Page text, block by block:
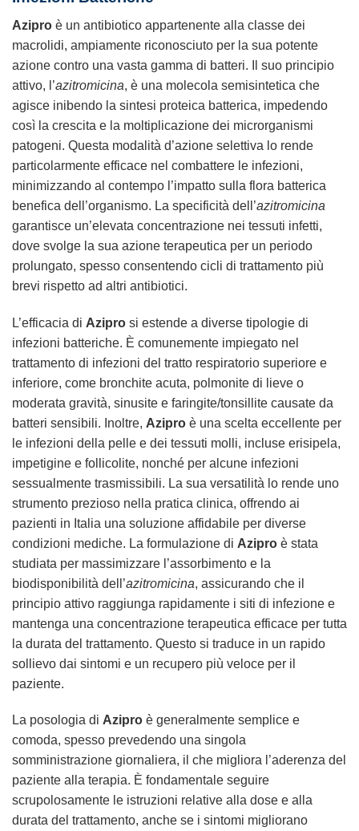
Azipro è un antibiotico appartenente alla classe dei
macrolidi, ampiamente riconosciuto per la sua potente
azione contro una vasta gamma di batteri. Il suo principio
attivo, l’azitromicina, è una molecola semisintetica che
agisce inibendo la sintesi proteica batterica, impedendo
così la crescita e la moltiplicazione dei microrganismi
patogeni. Questa modalità d’azione selettiva lo rende
particolarmente efficace nel combattere le infezioni,
minimizzando al contempo l’impatto sulla flora batterica
benefica dell’organismo. La specificità dell’azitromicina
garantisce un’elevata concentrazione nei tessuti infetti,
dove svolge la sua azione terapeutica per un periodo
prolungato, spesso consentendo cicli di trattamento più
brevi rispetto ad altri antibiotici.
L’efficacia di Azipro si estende a diverse tipologie di
infezioni batteriche. È comunemente impiegato nel
trattamento di infezioni del tratto respiratorio superiore e
inferiore, come bronchite acuta, polmonite di lieve o
moderata gravità, sinusite e faringite/tonsillite causate da
batteri sensibili. Inoltre, Azipro è una scelta eccellente per
le infezioni della pelle e dei tessuti molli, incluse erisipela,
impetigine e follicolite, nonché per alcune infezioni
sessualmente trasmissibili. La sua versatilità lo rende uno
strumento prezioso nella pratica clinica, offrendo ai
pazienti in Italia una soluzione affidabile per diverse
condizioni mediche. La formulazione di Azipro è stata
studiata per massimizzare l’assorbimento e la
biodisponibilità dell’azitromicina, assicurando che il
principio attivo raggiunga rapidamente i siti di infezione e
mantenga una concentrazione terapeutica efficace per tutta
la durata del trattamento. Questo si traduce in un rapido
sollievo dai sintomi e un recupero più veloce per il
paziente.
La posologia di Azipro è generalmente semplice e
comoda, spesso prevedendo una singola
somministrazione giornaliera, il che migliora l’aderenza del
paziente alla terapia. È fondamentale seguire
scrupolosamente le istruzioni relative alla dose e alla
durata del trattamento, anche se i sintomi migliorano